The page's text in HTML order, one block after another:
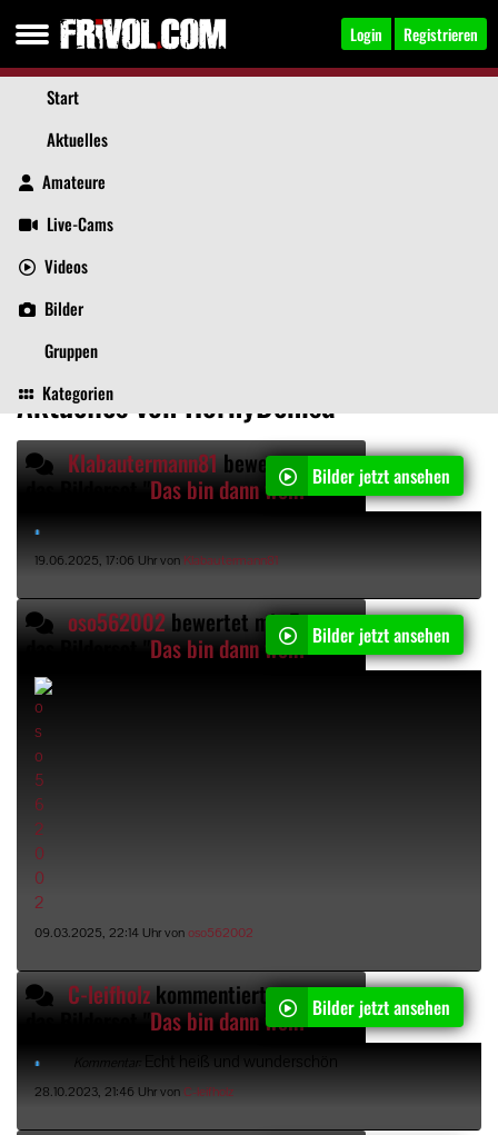
Login Registrieren
Start
Aktuelles
Amateure
Live-Cams
Videos
Bilder
Gruppen
Kategorien
HornyDenisa
Aktuelles von HornyDenisa
Klabautermann81bewertet mit 5 Sternen
Das bin dann wohl ich "
Bilder jetzt ansehen
19.06.2025, 17:06 Uhr von Klabautermann81
oso562002bewertet mit 5 Sternen
Das bin dann wohl ich "
Bilder jetzt ansehen
09.03.2025, 22:14 Uhr von oso562002
C-leifholzkommentiert
Das bin dann wohl ich "
Bilder jetzt ansehen
Kommentar: Echt heiß und wunderschön
28.10.2023, 21:46 Uhr vonC-leifholz